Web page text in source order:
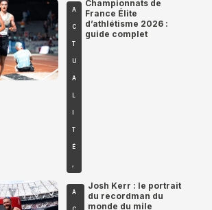
A
C
T
U
A
T
É
Championnats de
France Élite
d’athlétisme 2026 :
guide complet
A
Josh Kerr : le portrait
du recordman du
monde du mile